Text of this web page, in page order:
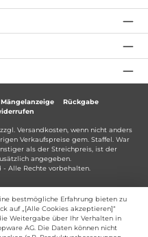
Mängelanzeige
Rückgabe
Versandkosten, wenn nicht anders
Verkaufspreise gem. Staffel. War
als der Streichpreis, ist der
angegeben.
- Alle Rechte vorbehalten.
bestmögliche Erfahrung bieten zu
auf „[Alle Cookies akzeptieren]“
Weitergabe über Ihr Verhalten in
AG. Die Daten können nicht